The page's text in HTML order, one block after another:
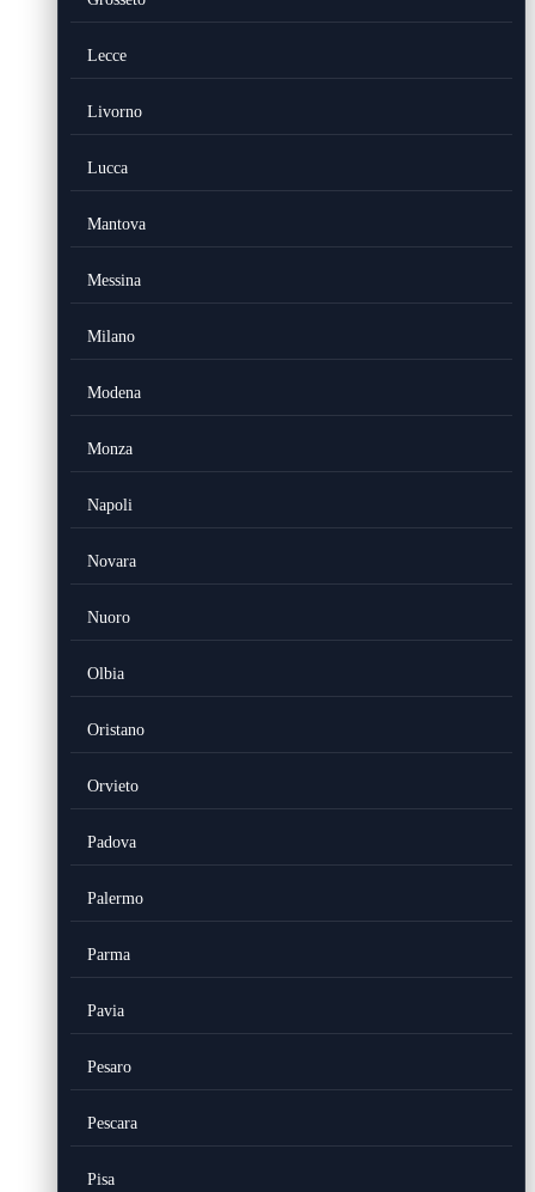
Lecce
Livorno
Lucca
Mantova
Messina
Milano
Modena
Monza
Napoli
Novara
Nuoro
Olbia
Oristano
Orvieto
Padova
Palermo
Parma
Pavia
Pesaro
Pescara
Pisa